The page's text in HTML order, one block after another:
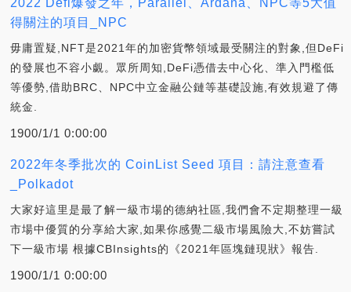
2022 Defi爆發之年，Parallel、Ardana、NPC等5大值
得關注的項目_NPC
毋庸置疑,NFT是2021年的加密貨幣領域最受關注的對象,但DeFi
的發展也不容小覷。眾所周知,DeFi憑借去中心化、準入門檻低
等優勢,借助BRC、NPC中立金融公鏈等基礎設施,有效規避了傳
統金.
1900/1/1 0:00:00
2022年冬季批次的 CoinList Seed 項目：請注意查看
_Polkadot
大家好這里是最了解一級市場的德納社區,我們會不定期整理一級
市場中優質的分享給大家,如果你感覺二級市場風險大,不妨嘗試
下一級市場 根據CBInsights的《2021年區塊鏈現狀》報告.
1900/1/1 0:00:00